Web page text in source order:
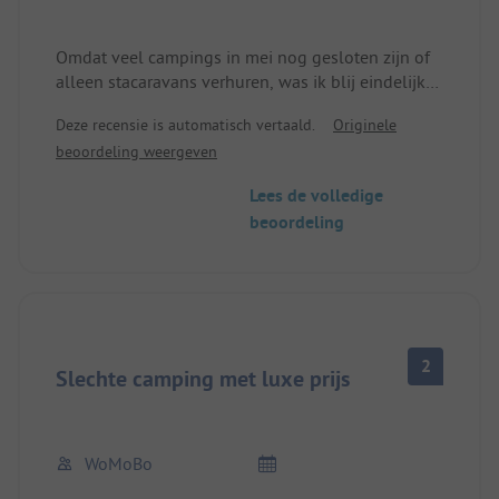
Omdat veel campings in mei nog gesloten zijn of
alleen stacaravans verhuren, was ik blij eindelijk
en waar je ook kunt kamperen. Bij de receptie
kreeg ik een sanitairzakje, korting op de prijs. Er is
gebouw en een verwarmd zwembad. Slechts een
paar minuten naar het centrum en het strand.
Deze recensie is automatisch vertaald.
Originele
beoordeling weergeven
Lees de volledige
beoordeling
Slechte camping met luxe prijs 2
WoMoBo